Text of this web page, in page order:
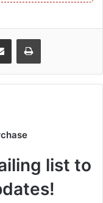
Share via Email Print
list to